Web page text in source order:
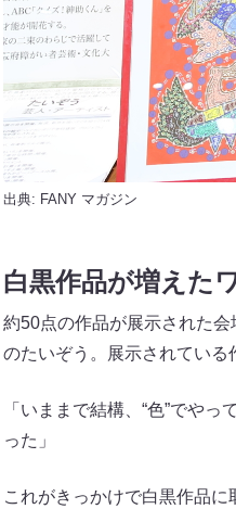
出典: FANY マガジン
白黒作品が増えた
約50点の作品が展示された
のたいぞう。展示されている
「いままで結構、“色”でや
った」
これがきっかけで白黒作品